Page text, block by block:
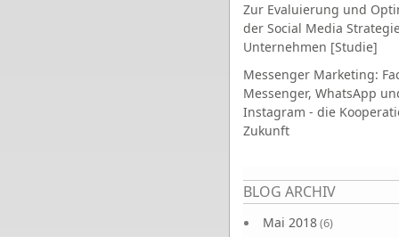
Zur Evaluierung und
der Social Media
Unternehmen [Studie]
Messenger Marketing:
Messenger, WhatsApp
Instagram - die
Zukunft
BLOG ARCHIV
Mai 2018(6)
Seiten